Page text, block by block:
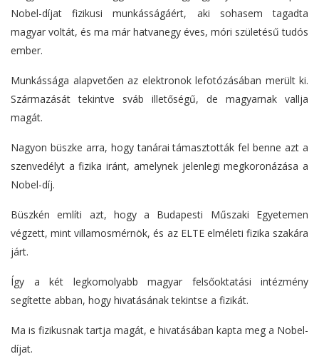
Nobel-díjat fizikusi munkásságáért, aki sohasem tagadta
magyar voltát, és ma már hatvanegy éves, móri születésű tudós
ember.
Munkássága alapvetően az elektronok lefotózásában merült ki.
Származását tekintve sváb illetőségű, de magyarnak vallja
magát.
Nagyon büszke arra, hogy tanárai támasztották fel benne azt a
szenvedélyt a fizika iránt, amelynek jelenlegi megkoronázása a
Nobel-díj.
Büszkén említi azt, hogy a Budapesti Műszaki Egyetemen
végzett, mint villamosmérnök, és az ELTE elméleti fizika szakára
járt.
Így a két legkomolyabb magyar felsőoktatási intézmény
segítette abban, hogy hivatásának tekintse a fizikát.
Ma is fizikusnak tartja magát, e hivatásában kapta meg a Nobel-
díjat.